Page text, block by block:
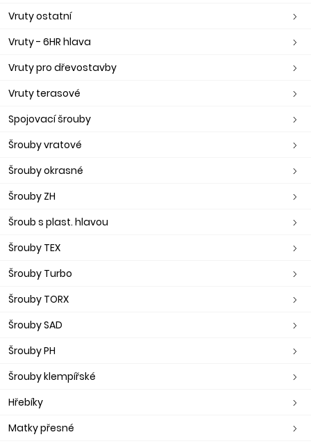
Vruty ostatní
Vruty - 6HR hlava
Vruty pro dřevostavby
Vruty terasové
Spojovací šrouby
Šrouby vratové
Šrouby okrasné
Šrouby ZH
Šroub s plast. hlavou
Šrouby TEX
Šrouby Turbo
Šrouby TORX
Šrouby SAD
Šrouby PH
Šrouby klempířské
Hřebíky
Matky přesné